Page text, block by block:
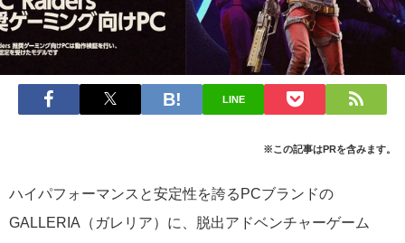
LINE
※この記事はPRを含みます。
ハイパフォーマンスと安定性を誇るPCブランドの
GALLERIA（ガレリア）に、脱出アドベンチャーゲーム